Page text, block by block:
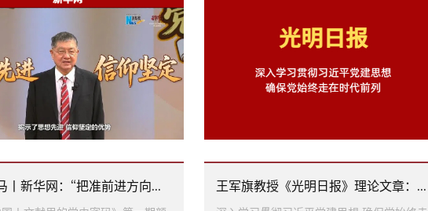
丨新华网：“把准前进方向... 王军旗教授《光明日报》理论文章：...